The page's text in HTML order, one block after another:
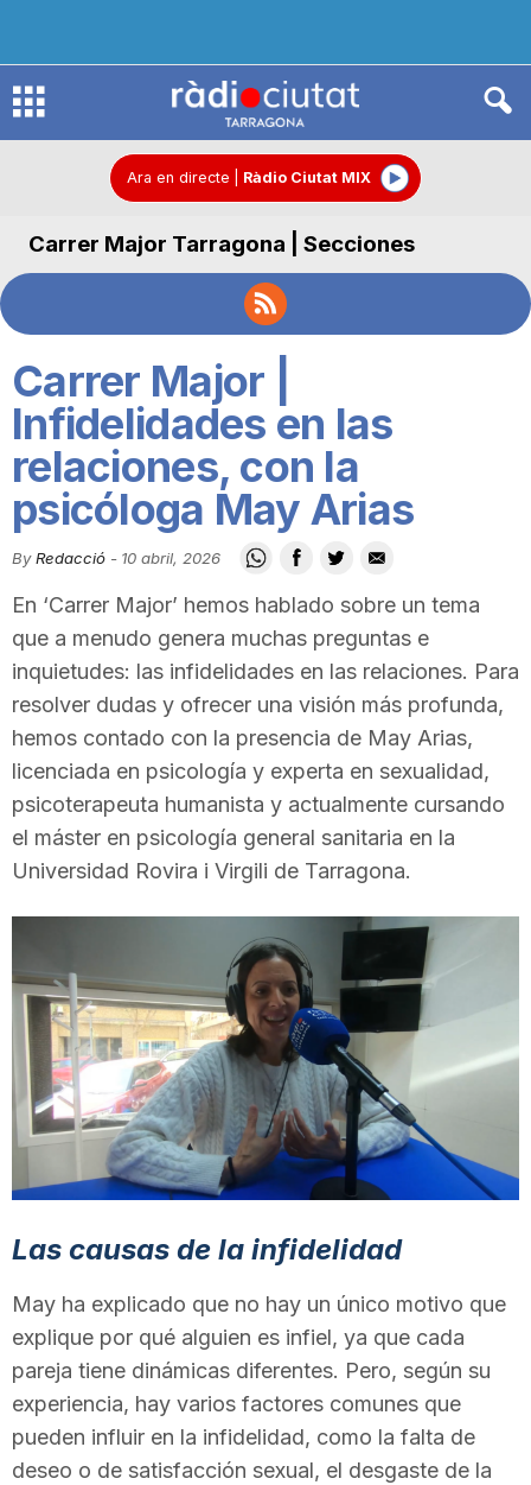
R
d
C
i
u
t
a
t
e
T
r
r
g
Ara en directe Ràdio Ciutat MIX
Carrer Major Tarragona | Secciones
Carrer Major |
Infidelidades en las
relaciones, con la
psicóloga May Arias
By Redacció - 10 abril, 2026
En ‘Carrer Major’ hemos hablado sobre un tema
que a menudo genera muchas preguntas e
inquietudes: las infidelidades en las relaciones. Para
resolver dudas y ofrecer una visión más profunda,
hemos contado con la presencia de May Arias,
licenciada en psicología y experta en sexualidad,
psicoterapeuta humanista y actualmente cursando
el máster en psicología general sanitaria en la
Universidad Rovira i Virgili de Tarragona.
Las causas de la infidelidad
May ha explicado que no hay un único motivo que
explique por qué alguien es infiel, ya que cada
pareja tiene dinámicas diferentes. Pero, según su
experiencia, hay varios factores comunes que
pueden influir en la infidelidad, como la falta de
deseo o de satisfacción sexual, el desgaste de la